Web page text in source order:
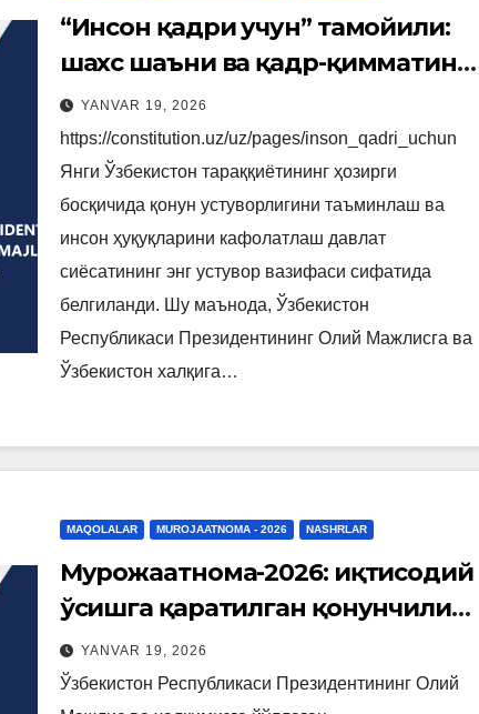
“Инсон қадри учун” тамойили:
шахс шаъни ва қадр-қимматини
ҳимоя қилишнинг янги
конституциявий механизмлари
YANVAR 19, 2026
https://constitution.uz/uz/pages/inson_qadri_uchun
Янги Ўзбекистон тараққиётининг ҳозирги
босқичида қонун устуворлигини таъминлаш ва
инсон ҳуқуқларини кафолатлаш давлат
сиёсатининг энг устувор вазифаси сифатида
белгиланди. Шу маънода, Ўзбекистон
Республикаси Президентининг Олий Мажлисга ва
Ўзбекистон халқига…
MAQOLALAR MUROJAATNOMA - 2026 NASHRLAR
Мурожаатнома-2026: иқтисодий
ўсишга қаратилган қонунчилик
қадамлари
YANVAR 19, 2026
Ўзбекистон Республикаси Президентининг Олий